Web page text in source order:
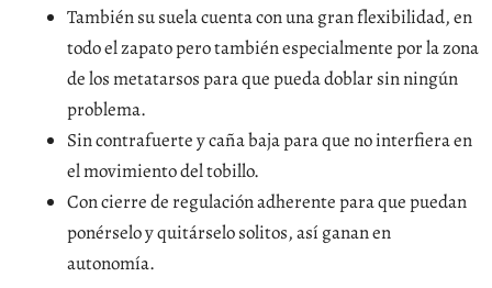
También su suela cuenta con una gran flexibilidad, en
todo el zapato pero también especialmente por la zona
de los metatarsos para que pueda doblar sin ningún
problema.
Sin contrafuerte y caña baja para que no interfiera en
el movimiento del tobillo.
Con cierre de regulación adherente para que puedan
ponérselo y quitárselo solitos, así ganan en
autonomía.